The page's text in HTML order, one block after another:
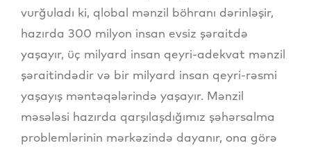
vurğuladı ki, qlobal mənzil böhranı dərinləşir,
hazırda 300 milyon insan evsiz şəraitdə
yaşayır, üç milyard insan qeyri-adekvat mənzil
şəraitindədir və bir milyard insan qeyri-rəsmi
yaşayış məntəqələrində yaşayır. Mənzil
məsələsi hazırda qarşılaşdığımız şəhərsalma
problemlərinin mərkəzində dayanır, ona görə